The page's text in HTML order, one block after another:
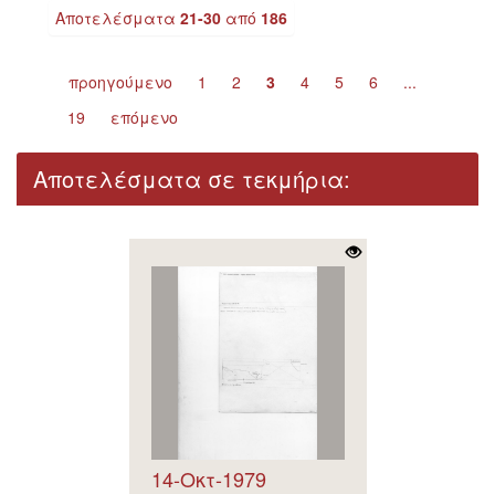
Αποτελέσματα 21-30 από 186
προηγούμενο 1 2 3 4 5 6
...
19
επόμενο
Αποτελέσματα σε τεκμήρια:
14-Οκτ-1979